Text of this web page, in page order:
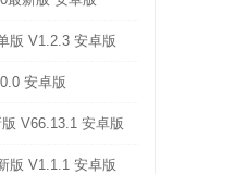
版 V1.2.3 安卓版
安卓版
V66.13.1 安卓版
版 V1.1.1 安卓版